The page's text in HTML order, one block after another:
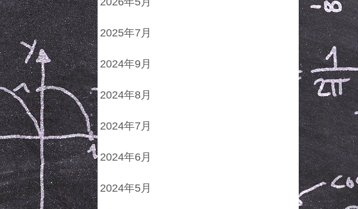
2025年7月
2024年9月
2024年8月
2024年7月
2024年6月
2024年5月